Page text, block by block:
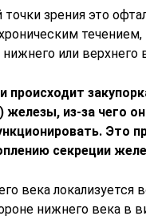
зрения это
или верхнего
происходит
из-за чего
Это
секреции
века локализуется
нижнего века в